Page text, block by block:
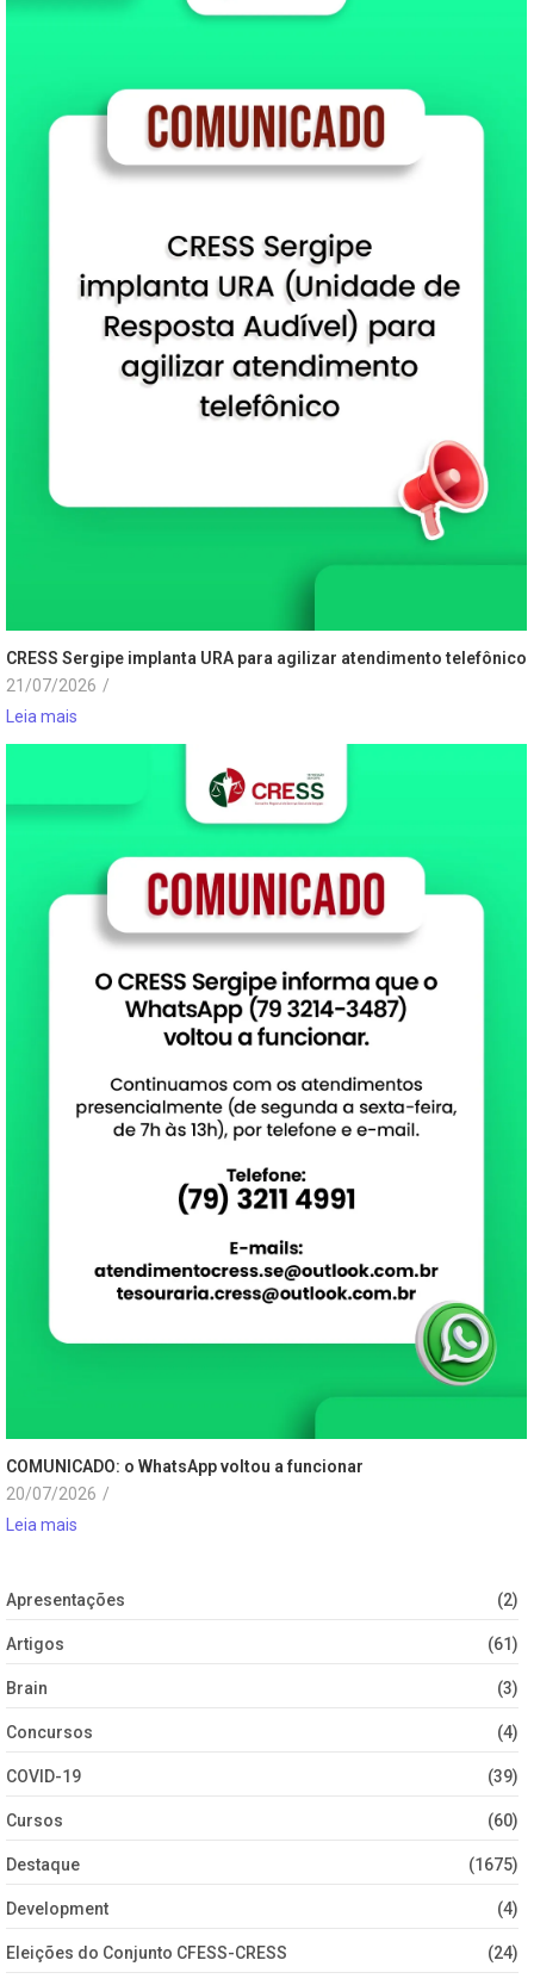
CRESS Sergipe implanta URA para agilizar atendimento telefônico
21/07/2026 /
Leia mais
COMUNICADO: o WhatsApp voltou a funcionar
20/07/2026 /
Leia mais
Apresentações (2)
Artigos (61)
Brain (3)
Concursos (4)
COVID-19 (39)
Cursos (60)
Destaque (1675)
Development (4)
Eleições do Conjunto CFESS-CRESS (24)